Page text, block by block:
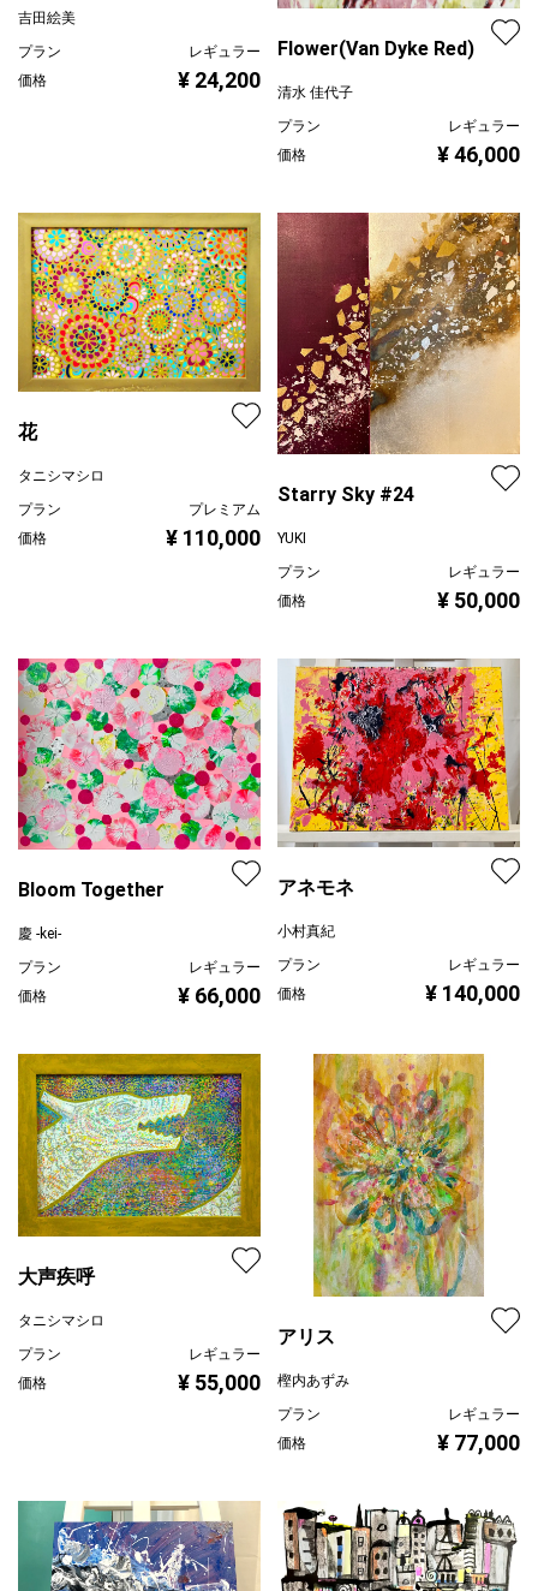
吉田絵美
プラン
レギュラー
価格
¥ 24,200
Flower(Van Dyke Red)
清水 佳代子
プラン
レギュラー
価格
¥ 46,000
花
タニシマシロ
プラン
プレミアム
価格
¥ 110,000
Starry Sky #24
YUKI
プラン
レギュラー
価格
¥ 50,000
Bloom Together
慶 -kei-
プラン
レギュラー
価格
¥ 66,000
アネモネ
小村真紀
プラン
レギュラー
価格
¥ 140,000
大声疾呼
タニシマシロ
プラン
レギュラー
価格
¥ 55,000
アリス
樫内あずみ
プラン
レギュラー
価格
¥ 77,000